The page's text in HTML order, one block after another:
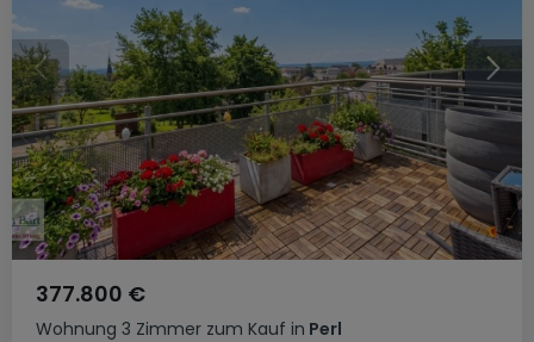
Wohnung 3 Zimmer zum Kauf in Perl
377.800 €